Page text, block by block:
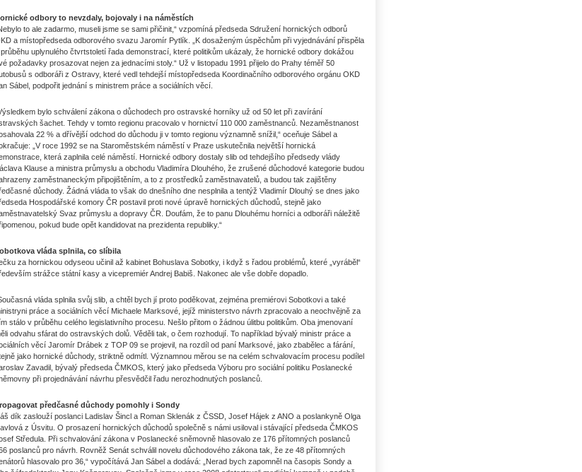
odbory to nevzdaly, bojovaly i na náměstích
to ale zadarmo, museli jsme se sami přičinit,“ vzpomíná předseda Sdružení hornických odborů
a místopředseda odborového svazu Jaromír Pytlík. „K dosaženým úspěchům při vyjednávání přispěla
uplynulého čtvrtstoletí řada demonstrací, které politikům ukázaly, že hornické odbory dokážou
požadavky prosazovat nejen za jednacími stoly.“ Už v listopadu 1991 přijelo do Prahy téměř 50
s odboráři z Ostravy, které vedl tehdejší místopředseda Koordinačního odborového orgánu OKD
Sábel, podpořit jednání s ministrem práce a sociálních věcí.
bylo schválení zákona o důchodech pro ostravské horníky už od 50 let při zavírání
šachet. Tehdy v tomto regionu pracovalo v hornictví 110 000 zaměstnanců. Nezaměstnanost
22 % a dřívější odchod do důchodu ji v tomto regionu významně snížil,“ oceňuje Sábel a
„V roce 1992 se na Staroměstském náměstí v Praze uskutečnila největší hornická
která zaplnila celé náměstí. Hornické odbory dostaly slib od tehdejšího předsedy vlády
Klause a ministra průmyslu a obchodu Vladimíra Dlouhého, že zrušené důchodové kategorie budou
zaměstnaneckým připojištěním, a to z prostředků zaměstnavatelů, a budou tak zajištěny
důchody. Žádná vláda to však do dnešního dne nesplnila a tentýž Vladimír Dlouhý se dnes jako
Hospodářské komory ČR postavil proti nové úpravě hornických důchodů, stejně jako
Svaz průmyslu a dopravy ČR. Doufám, že to panu Dlouhému horníci a odboráři náležitě
pokud bude opět kandidovat na prezidenta republiky.“
vláda splnila, co slíbila
za hornickou odyseou učinil až kabinet Bohuslava Sobotky, i když s řadou problémů, které „vyráběl“
strážce státní kasy a vicepremiér Andrej Babiš. Nakonec ale vše dobře dopadlo.
vláda splnila svůj slib, a chtěl bych jí proto poděkovat, zejména premiérovi Sobotkovi a také
práce a sociálních věcí Michaele Marksové, jejíž ministerstvo návrh zpracovalo a neochvějně za
stálo v průběhu celého legislativního procesu. Nešlo přitom o žádnou úlitbu politikům. Oba jmenovaní
odvahu sfárat do ostravských dolů. Věděli tak, o čem rozhodují. To například bývalý ministr práce a
věcí Jaromír Drábek z TOP 09 se projevil, na rozdíl od paní Marksové, jako zbabělec a fárání,
jako hornické důchody, striktně odmítl. Významnou měrou se na celém schvalovacím procesu podílel
Zavadil, bývalý předseda ČMKOS, který jako předseda Výboru pro sociální politiku Poslanecké
při projednávání návrhu přesvědčil řadu nerozhodnutých poslanců.
předčasné důchody pomohly i Sondy
dík zaslouží poslanci Ladislav Šincl a Roman Sklenák z ČSSD, Josef Hájek z ANO a poslankyně Olga
z Úsvitu. O prosazení hornických důchodů společně s námi usiloval i stávající předseda ČMKOS
Středula. Při schvalování zákona v Poslanecké sněmovně hlasovalo ze 176 přítomných poslanců
poslanců pro návrh. Rovněž Senát schválil novelu důchodového zákona tak, že ze 48 přítomných
hlasovalo pro 36,“ vypočítává Jan Sábel a dodává: „Nerad bych zapomněl na časopis Sondy a